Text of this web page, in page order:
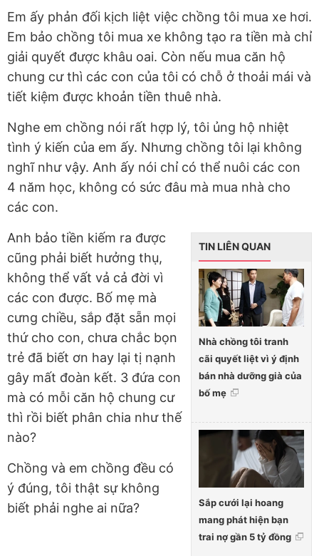
Em ấy phản đối kịch liệt việc chồng tôi mua xe hơi.
Em bảo chồng tôi mua xe không tạo ra tiền mà chỉ
giải quyết được khâu oai. Còn nếu mua căn hộ
chung cư thì các con của tôi có chỗ ở thoải mái và
tiết kiệm được khoản tiền thuê nhà.
Nghe em chồng nói rất hợp lý, tôi ủng hộ nhiệt
tình ý kiến của em ấy. Nhưng chồng tôi lại không
nghĩ như vậy. Anh ấy nói chỉ có thể nuôi các con
4 năm học, không có sức đâu mà mua nhà cho
các con.
TIN LIÊN QUAN
Nhà chồng tôi tranh
cãi quyết liệt vì ý định
bán nhà dưỡng già của
bố mẹ
Sắp cưới lại hoang
mang phát hiện bạn
trai nợ gần 5 tỷ đồng
Anh bảo tiền kiếm ra được
cũng phải biết hưởng thụ,
không thể vất vả cả đời vì
các con được. Bố mẹ mà
cưng chiều, sắp đặt sẵn mọi
thứ cho con, chưa chắc bọn
trẻ đã biết ơn hay lại tị nạnh
gây mất đoàn kết. 3 đứa con
mà có mỗi căn hộ chung cư
thì rồi biết phân chia như thế
nào?
Chồng và em chồng đều có
ý đúng, tôi thật sự không
biết phải nghe ai nữa?